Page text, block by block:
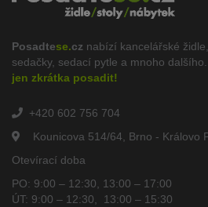
Posadtese.cz nabízí kancelářské
sedačky, sedací pytle a mnoho dalšího.
jen zkrátka posadit!
+420 602 756 704
Kounicova 514/64, Brno - Královo
Otevírací doba
PO: 9:00 – 12:30, 13:00 – 17:00
ÚT: 9:00 – 12:30, 13:00 – 15:30